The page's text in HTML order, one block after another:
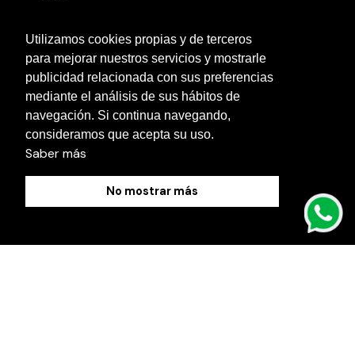
Utilizamos cookies propias y de terceros
para mejorar nuestros servicios y mostrarle
publicidad relacionada con sus preferencias
mediante el análisis de sus hábitos de
navegación. Si continua navegando,
consideramos que acepta su uso.
Saber más
No mostrar más
Otras localidades
Contacto
Blog
Política de Cookies